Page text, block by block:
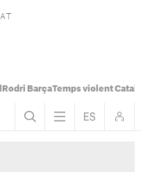
Rodri BarçaTemps violent